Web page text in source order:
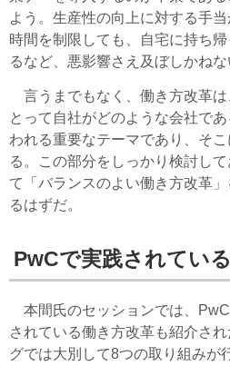
よう。生産性の向上に対する手
時間を制限しても、自宅に持ち
るなど、悪影響さえ及ぼしかねな
言うまでもなく、働き方改革は
とって自社がどのような会社で
われる重要なテーマであり、そ
る。この部分をしっかり検討し
て「バランスのよい働き方改革
るはずだ。
PwCで実践されてい
本間氏のセッションでは、
されている働き方改革も紹介さ
グでは大別して8つの取り組みが